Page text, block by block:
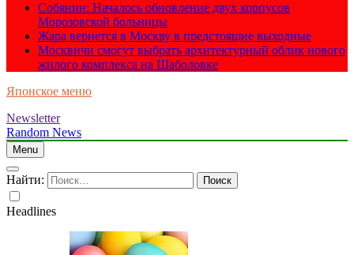
Собянин: Началось обновление двух корпусов
Морозовской больницы
Жара вернется в Москву в предстоящие выходные
Москвичи смогут выбрать архитектурный облик нового
жилого комплекса на Шаболовке
Японское меню
Newsletter
Random News
Menu
Найти:
Headlines